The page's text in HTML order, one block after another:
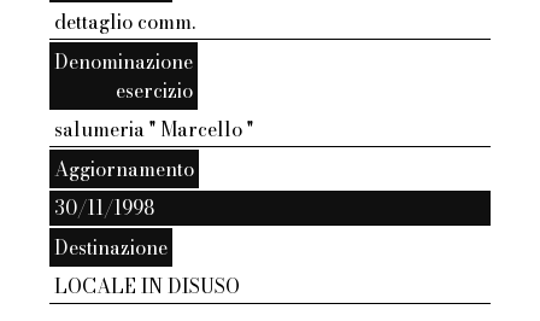
dettaglio comm.
Denominazione
esercizio
salumeria " Marcello "
Aggiornamento
30/11/1998
Destinazione
LOCALE IN DISUSO